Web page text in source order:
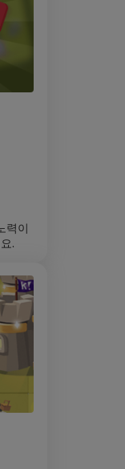
력이
.